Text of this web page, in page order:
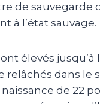
de sauvegarde
à l’état sauvage.
élevés
relâchés dans le
de 22